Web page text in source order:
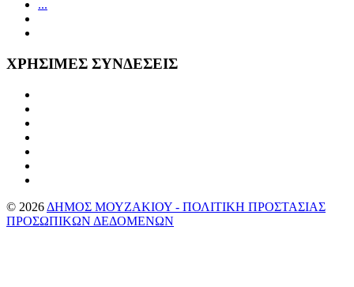
...
ΧΡΗΣΙΜΕΣ ΣΥΝΔΕΣΕΙΣ
© 2026 ΔΗΜΟΣ ΜΟΥΖΑΚΙΟΥ - ΠΟΛΙΤΙΚΗ ΠΡΟΣΤΑΣΙΑΣ
ΠΡΟΣΩΠΙΚΩΝ ΔΕΔΟΜΕΝΩΝ